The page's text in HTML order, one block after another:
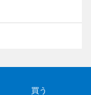
買う